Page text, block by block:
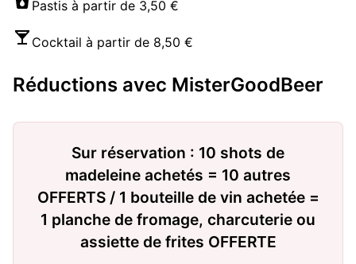
Pastis à partir de 3,50 €
Cocktail à partir de 8,50 €
Réductions avec MisterGoodBeer
Sur réservation : 10 shots de
madeleine achetés = 10 autres
OFFERTS / 1 bouteille de vin achetée =
1 planche de fromage, charcuterie ou
assiette de frites OFFERTE